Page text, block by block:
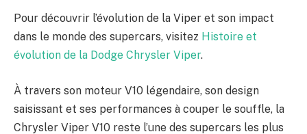
Pour découvrir l’évolution de la Viper et son impact
dans le monde des supercars, visitez Histoire et
évolution de la Dodge Chrysler Viper.
À travers son moteur V10 légendaire, son design
saisissant et ses performances à couper le souffle, la
Chrysler Viper V10 reste l’une des supercars les plus